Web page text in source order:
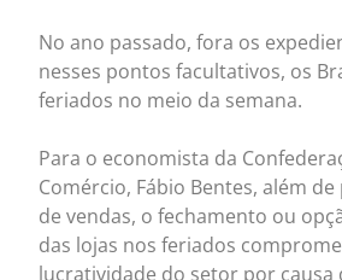
No ano passado, fora os
nesses pontos facultativos, os
feriados no meio da semana.
Para o economista da
Comércio, Fábio Bentes, além
de vendas, o fechamento ou
das lojas nos feriados
lucratividade do setor por causa